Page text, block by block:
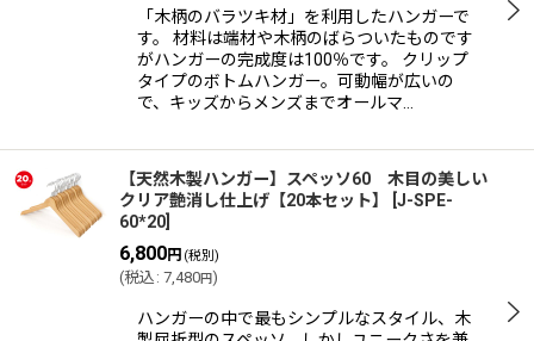
「木柄のバラツキ材」を利用したハンガーで
す。 材料は端材や木柄のばらついたものです
がハンガーの完成度は100％です。 クリップ
タイプのボトムハンガー。可動幅が広いの
で、キッズからメンズまでオールマ…
【天然木製ハンガー】スペッソ60 木目の美しい
クリア艶消し仕上げ【20本セット】
[J-SPE-
60*20]
6,800円 (税別)
(税込 : 7,480円)
ハンガーの中で最もシンプルなスタイル、木